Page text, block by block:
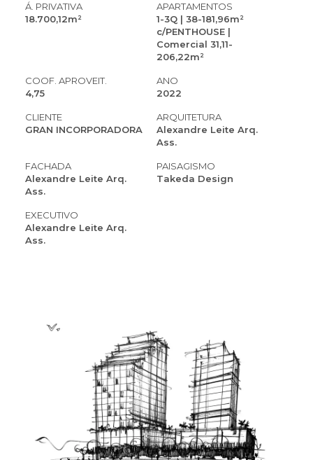
Á. PRIVATIVA
18.700,12m²
APARTAMENTOS
1-3Q | 38-181,96m²
c/PENTHOUSE |
Comercial 31,11-
206,22m²
COOF. APROVEIT.
4,75
ANO
2022
CLIENTE
GRAN INCORPORADORA
ARQUITETURA
Alexandre Leite Arq.
Ass.
FACHADA
Alexandre Leite Arq.
Ass.
PAISAGISMO
Takeda Design
EXECUTIVO
Alexandre Leite Arq.
Ass.